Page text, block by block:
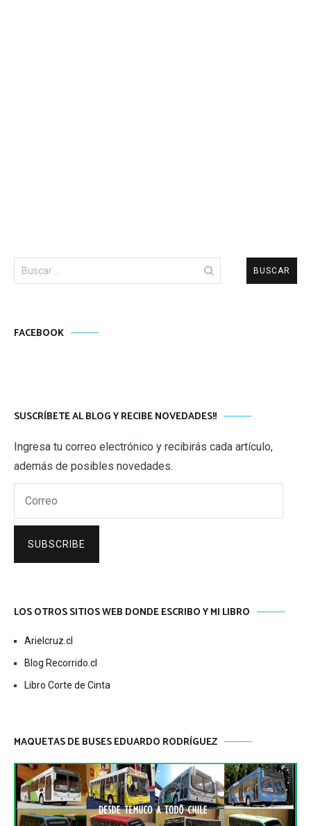
FACEBOOK
SUSCRÍBETE AL BLOG Y RECIBE NOVEDADES!!
Ingresa tu correo electrónico y recibirás cada artículo,
además de posibles novedades.
SUBSCRIBE
LOS OTROS SITIOS WEB DONDE ESCRIBO Y MI LIBRO
Arielcruz.cl
Blog Recorrido.cl
Libro Corte de Cinta
MAQUETAS DE BUSES EDUARDO RODRÍGUEZ